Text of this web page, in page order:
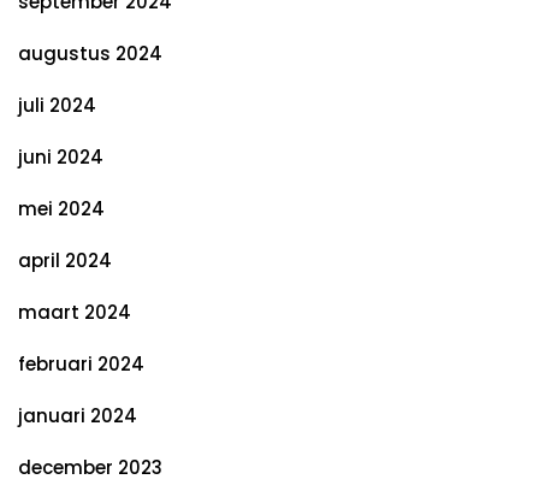
augustus 2024
juli 2024
juni 2024
mei 2024
april 2024
maart 2024
februari 2024
januari 2024
december 2023